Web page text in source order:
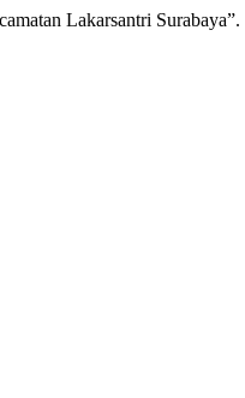
Lakarsantri Surabaya”.